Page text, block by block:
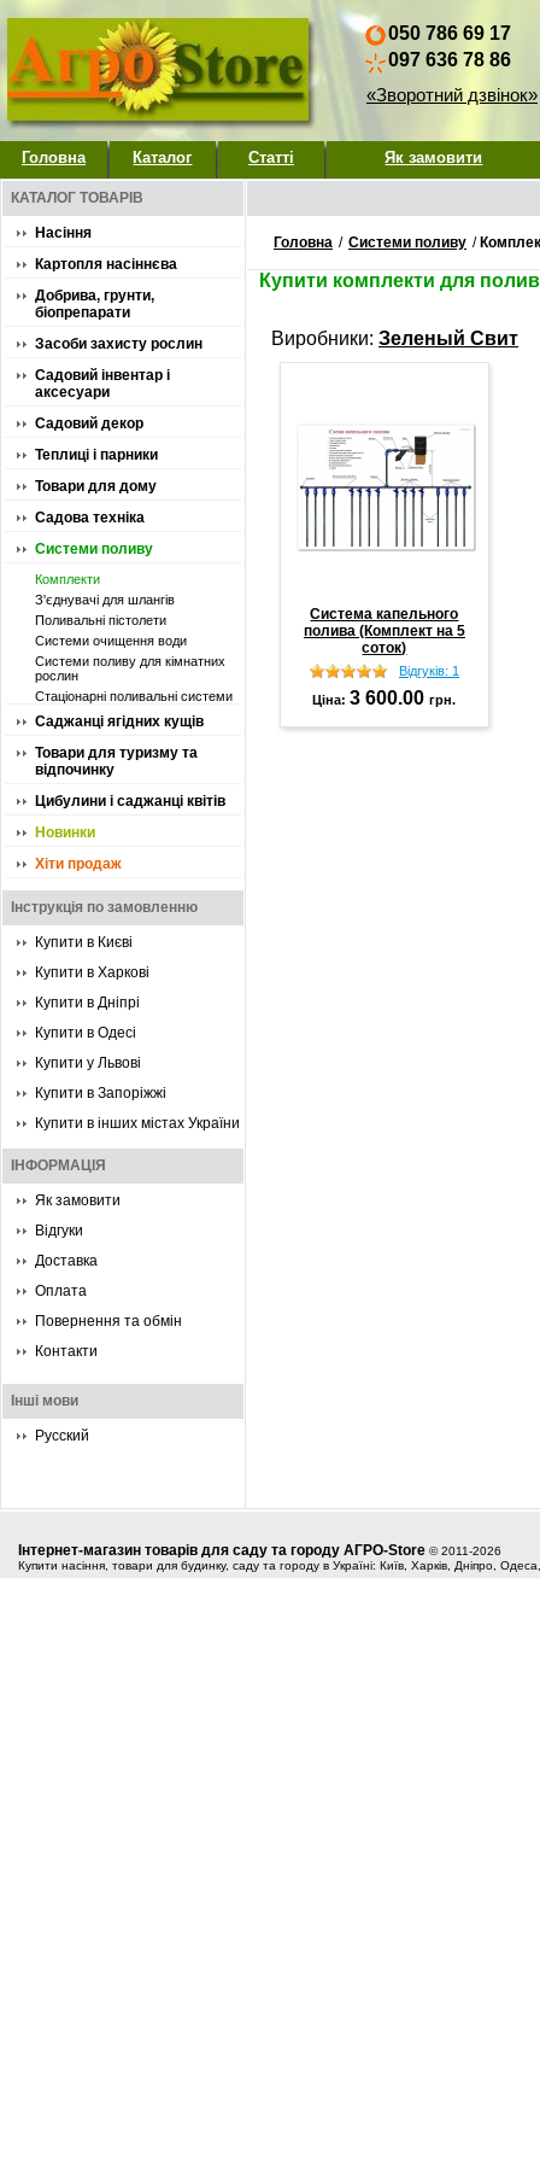
050 786 69 17
097 636 78 86
«Зворотний дзвінок»
Головна Каталог Статті Як замовити
КАТАЛОГ ТОВАРІВ
Насіння
Картопля насіннєва
Добрива, грунти,
біопрепарати
Засоби захисту рослин
Садовий інвентар і
аксесуари
Садовий декор
Теплиці і парники
Товари для дому
Садова техніка
Системи поливу
Комплекти
З'єднувачі для шлангів
Поливальні пістолети
Системи очищення води
Системи поливу для кімнатних
рослин
Стаціонарні поливальні системи
Саджанці ягідних кущів
Товари для туризму та
відпочинку
Цибулини і саджанці квітів
Новинки
Хіти продаж
Інструкція по замовленню
Купити в Києві
Купити в Харкові
Купити в Дніпрі
Купити в Одесі
Купити у Львові
Купити в Запоріжжі
Купити в інших містах України
ІНФОРМАЦІЯ
Як замовити
Відгуки
Доставка
Оплата
Повернення та обмін
Контакти
Інші мови
Русский
Головна / Системи поливу /
Купити комплекти для
Виробники: Зеленый Свит
Система капельного
полива (Комплект на 5
соток)
Відгуків: 1
Ціна:3 600.00грн.
Інтернет-магазин товарів для саду та городу АГРО-Store © 2011-2026
Купити насіння, товари для будинку, саду та городу в Україні: Київ, Харків, Дніпро,